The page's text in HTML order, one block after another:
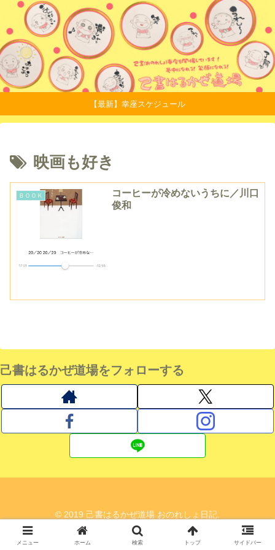
【最新】幸座スケジュール
映画も好き
ＢＯＯＫ
コーヒーが冷めないうちに／川口
俊和
己書はるかぜ道場をフォローする
© 2019 己書はるかぜ道場 おのれしょ日記.
メニュー ホーム 検索 トップ サイドバー